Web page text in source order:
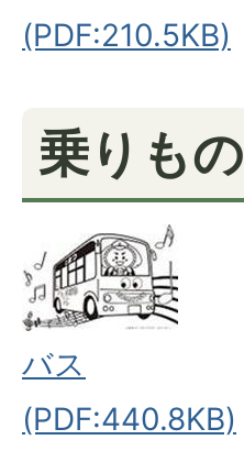
(PDF:210.5KB)
乗りもの
バス
(PDF:440.8KB)